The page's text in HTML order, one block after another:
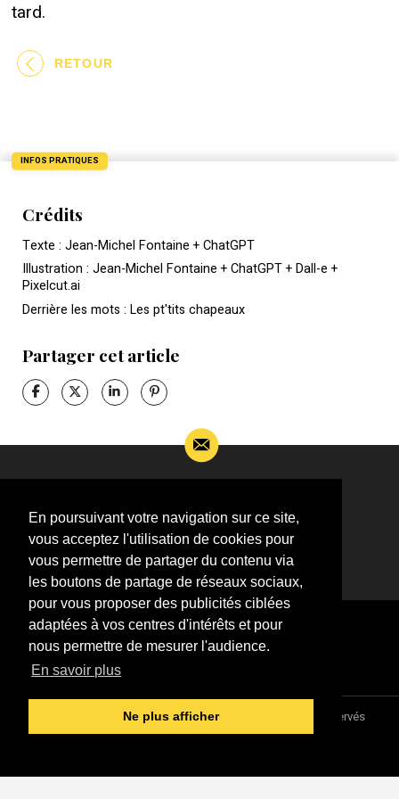
En poursuivant votre navigation sur ce site,
vous acceptez l'utilisation de cookies pour
vous permettre de partager du contenu via
les boutons de partage de réseaux sociaux,
pour vous proposer des publicités ciblées
adaptées à vos centres d'intérêts et pour
nous permettre de mesurer l'audience.
En savoir plus
Ne plus afficher
tard.
RETOUR
INFOS PRATIQUES
Crédits
Texte : Jean-Michel Fontaine + ChatGPT
Illustration : Jean-Michel Fontaine + ChatGPT + Dall-e +
Pixelcut.ai
Derrière les mots : Les pt'tits chapeaux
Partager cet article
complémentaires sur l’actualité de Jean-Jacques
Goldman,
ÉCRIVEZ-MOI !
Association "Parler d'sa vie" © 1997 - 2026 - Tous droits réservés